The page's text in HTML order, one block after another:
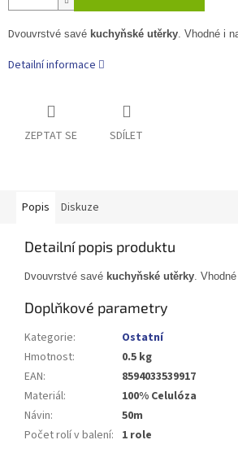
Dvouvrstvé savé kuchyňské utěrky. Vhodné i
Detailní informace
ZEPTAT SE SDÍLET
Popis Diskuze
Detailní popis produktu
Dvouvrstvé savé kuchyňské utěrky.
Doplňkové parametry
Kategorie:
Ostatní
Hmotnost:
0.5 kg
EAN:
8594033539917
Materiál:
100% Celulóza
Návin:
50m
Počet rolí v balení: 1 role